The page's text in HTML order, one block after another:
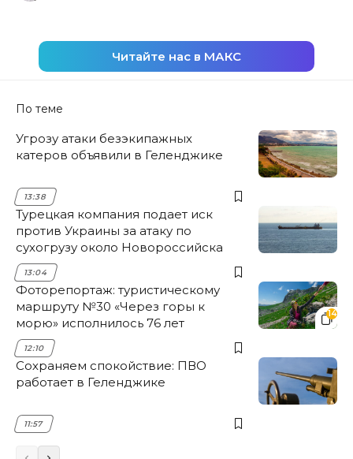
Читайте нас в МАКС
По теме
Угрозу атаки безэкипажных
катеров объявили в Геленджике
13:38
Турецкая компания подает иск
против Украины за атаку по
сухогрузу около Новороссийска
13:04
14
Фоторепортаж: туристическому
маршруту №30 «Через горы к
морю» исполнилось 76 лет
12:10
Сохраняем спокойствие: ПВО
работает в Геленджике
11:57